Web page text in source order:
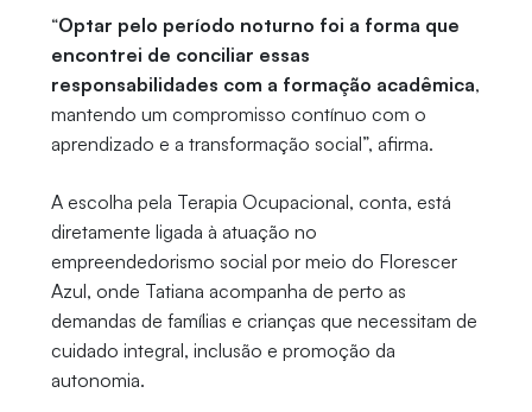
“Optar pelo período noturno foi a forma que
encontrei de conciliar essas
responsabilidades com a formação acadêmica,
mantendo um compromisso contínuo com o
aprendizado e a transformação social”, afirma.
A escolha pela Terapia Ocupacional, conta, está
diretamente ligada à atuação no
empreendedorismo social por meio do Florescer
Azul, onde Tatiana acompanha de perto as
demandas de famílias e crianças que necessitam de
cuidado integral, inclusão e promoção da
autonomia.